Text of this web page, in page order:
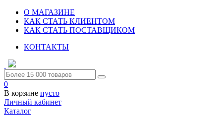
О МАГАЗИНЕ
КАК СТАТЬ КЛИЕНТОМ
КАК СТАТЬ ПОСТАВЩИКОМ
КОНТАКТЫ
0
В корзине пусто
Личный кабинет
Каталог